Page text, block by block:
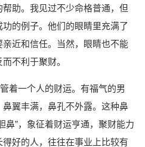
助。我见过不少命格普通，但
的例子。他们的眼睛里充满了
近和信任。当然，眼睛也不能
不利于聚财。
着一个人的财运。有福气的男
翼丰满，鼻孔不外露。这种鼻
鼻”，象征着财运亨通，聚财能力
好的人，往往在事业上比较有